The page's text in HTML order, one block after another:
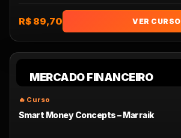
R$ 89,70 VER CURSO
MERCADO FINANCEIRO
Smart Money Concepts – Marraik